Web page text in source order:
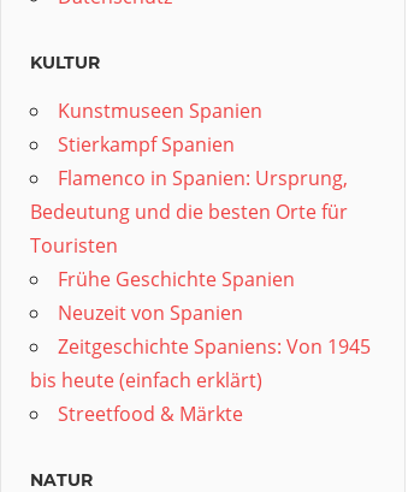
KULTUR
Kunstmuseen Spanien
Stierkampf Spanien
Flamenco in Spanien: Ursprung,
Bedeutung und die besten Orte für
Touristen
Frühe Geschichte Spanien
Neuzeit von Spanien
Zeitgeschichte Spaniens: Von 1945
bis heute (einfach erklärt)
Streetfood & Märkte
NATUR